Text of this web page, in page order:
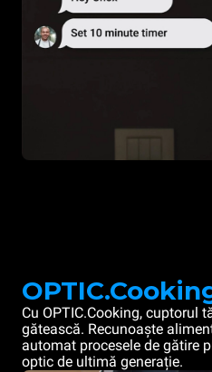
Cu OPTIC.Cooking, cuptorul
gătească. Recunoaște
automat procesele de gătire
optic de ultimă generație.